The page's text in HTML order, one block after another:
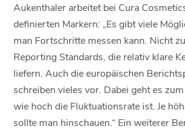
Aukenthaler arbeitet bei Cura
definierten Markern: „Es gibt viele
man Fortschritte messen kann. Nicht
Reporting Standards, die relativ klare
liefern. Auch die europäischen
schreiben vieles vor. Dabei geht es
wie hoch die Fluktuationsrate ist. Je
sollte man hinschauen.“ Ein weiterer